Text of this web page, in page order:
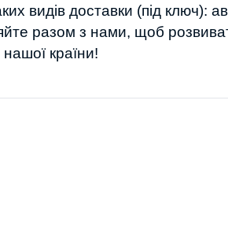
видів доставки (під ключ):
разом з нами, щоб
країни!